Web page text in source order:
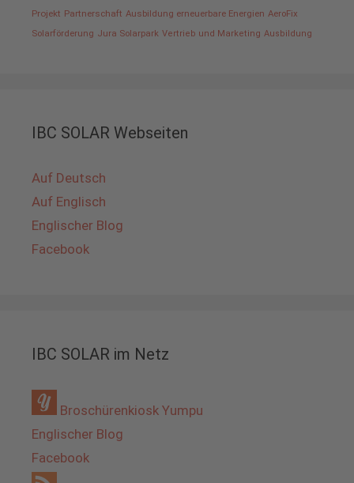
Projekt Partnerschaft Ausbildung erneuerbare Energien AeroFix
Solarförderung Jura Solarpark Vertrieb und Marketing Ausbildung
IBC SOLAR Webseiten
Auf Deutsch
Auf Englisch
Englischer Blog
Facebook
IBC SOLAR im Netz
Broschürenkiosk Yumpu
Englischer Blog
Facebook